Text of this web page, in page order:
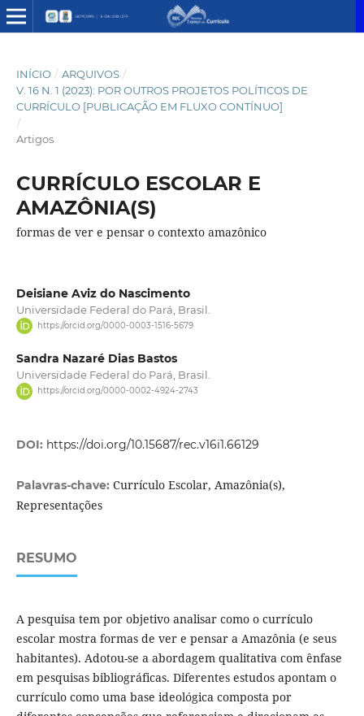
INÍCIO / ARQUIVOS /
V. 16 N. 1 (2023): POR OUTROS PROJETOS POLÍTICOS DE
CURRÍCULO [PUBLICAÇÃO EM FLUXO CONTÍNUO]
/
Artigos
CURRÍCULO ESCOLAR E
AMAZÔNIA(S)
formas de ver e pensar o contexto amazônico
Deisiane Aviz do Nascimento
Universidade Federal do Pará, Brasil.
https://orcid.org/0000-0003-1516-5679
Sandra Nazaré Dias Bastos
Universidade Federal do Pará, Brasil.
https://orcid.org/0000-0002-4924-2743
DOI: https://doi.org/10.15687/rec.v16i1.66129
Palavras-chave: Currículo Escolar, Amazônia(s),
Representações
RESUMO
A pesquisa tem por objetivo analisar como o currículo
escolar mostra formas de ver e pensar a Amazônia (e seus
habitantes). Adotou-se a abordagem qualitativa com ênfase
em pesquisas bibliográficas. Diferentes estudos apontam o
currículo como uma base ideológica composta por